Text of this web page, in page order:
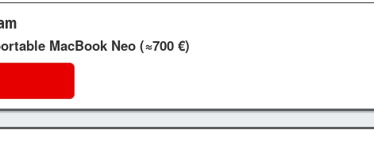
MacBook Neo (≈700 €)